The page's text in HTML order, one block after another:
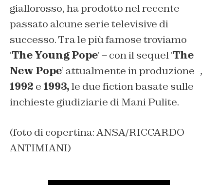
giallorosso, ha prodotto nel recente
passato alcune serie televisive di
successo. Tra le più famose troviamo
‘The Young Pope’ – con il sequel ‘The
New Pope’ attualmente in produzione -,
1992 e 1993,le due fiction basate sulle
inchieste giudiziarie di Mani Pulite.
(foto di copertina: ANSA/RICCARDO
ANTIMIANI)